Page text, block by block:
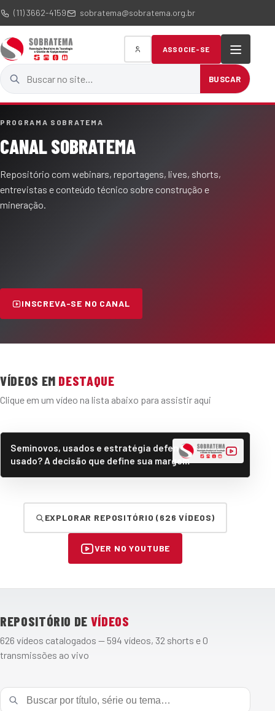
(11) 3662-4159 sobratema@sobratema.org.br
Buscar no site
BUSCAR
ASSOCIE-SE
PROGRAMA SOBRATEMA
CANAL SOBRATEMA
Repositório com webinars, reportagens, lives, shorts,
entrevistas e conteúdo técnico sobre construção e
mineração.
INSCREVA-SE NO CANAL
VÍDEOS EM DESTAQUE
Clique em um vídeo na lista abaixo para assistir aqui
Seminovos, usados e estratégia defensiva - Novo ou
usado? A decisão que define sua margem
EXPLORAR REPOSITÓRIO (626 VÍDEOS)
VER NO YOUTUBE
REPOSITÓRIO DE VÍDEOS
626 vídeos catalogados — 594 vídeos, 32 shorts e 0
transmissões ao vivo
Buscar vídeos